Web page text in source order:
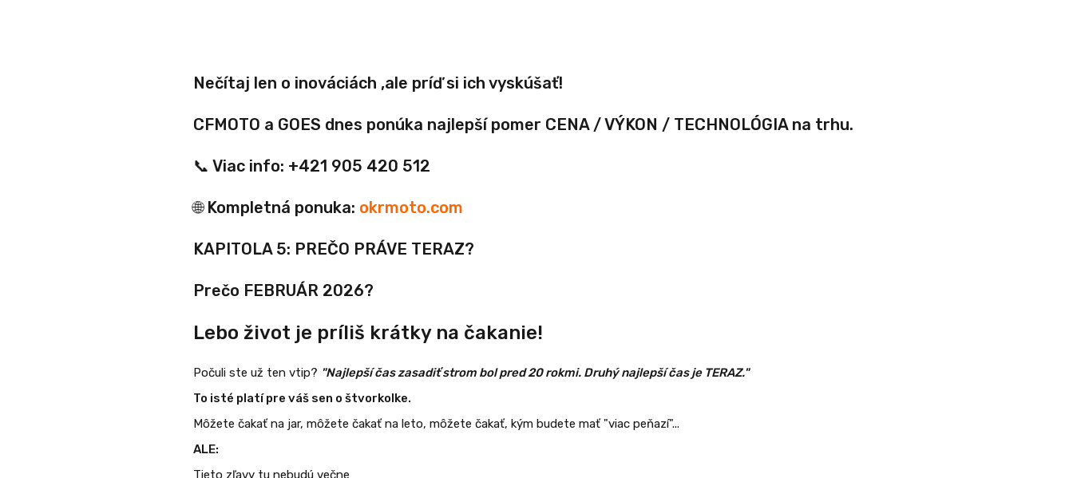
Nečítaj len o inováciách ,ale príď si ich vyskúšať!
CFMOTO a GOES dnes ponúka najlepší pomer CENA / VÝKON / TECHNOLÓGIA na trhu.
📞 Viac info: +421 905 420 512
🌐 Kompletná ponuka: okrmoto.com
KAPITOLA 5: PREČO PRÁVE TERAZ?
Prečo FEBRUÁR 2026?
Lebo život je príliš krátky na čakanie!
Počuli ste už ten vtip? "Najlepší čas zasadiť strom bol pred 20 rokmi. Druhý najlepší čas je TERAZ."
To isté platí pre váš sen o štvorkolke.
Môžete čakať na jar, môžete čakať na leto, môžete čakať, kým budete mať "viac peňazí"...
ALE:
Tieto zľavy tu nebudú večne